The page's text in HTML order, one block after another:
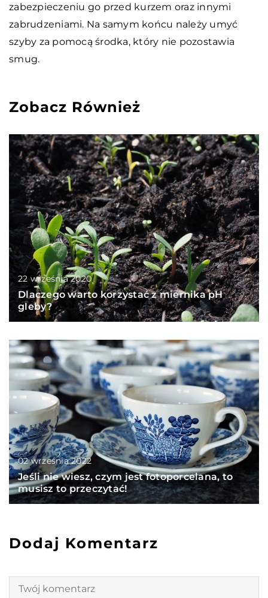
zabezpieczeniu go przed kurzem oraz innymi
zabrudzeniami. Na samym końcu należy umyć
szyby za pomocą środka, który nie pozostawia
smug.
Zobacz Również
22 września 2020
Dlaczego warto korzystać z miernika pH
gleby?
02 września 2022
Jeśli nie wiesz, czym jest fotoporcelana, to
musisz to przeczytać!
Dodaj Komentarz